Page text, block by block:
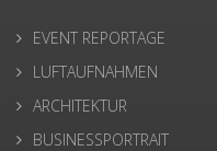
EVENT REPORTAGE
LUFTAUFNAHMEN
ARCHITEKTUR
BUSINESSPORTRAIT